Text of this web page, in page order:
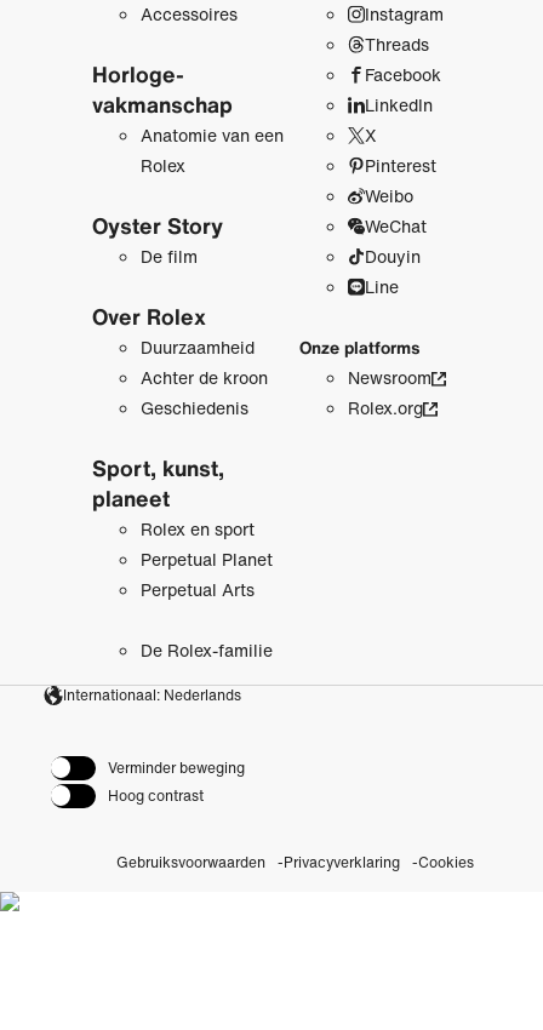
Accessoires
Horloge­
vakmanschap
Anatomie van een
Rolex
Oyster Story
De film
Over Rolex
Duurzaamheid
Achter de kroon
Geschiedenis
Sport, kunst,
planeet
Rolex en sport
Perpetual Planet
Perpetual Arts
De Rolex-familie
Instagram
Threads
Facebook
LinkedIn
X
Pinterest
Weibo
WeChat
Douyin
Line
Onze platforms
Newsroom
Rolex.org
Internationaal: Nederlands
Verminder beweging
Hoog contrast
Gebruiksvoorwaarden Privacyverklaring Cookies